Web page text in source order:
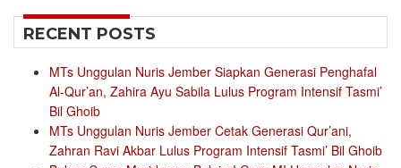
RECENT POSTS
MTs Unggulan Nuris Jember Siapkan Generasi Penghafal
Al-Qur’an, Zahira Ayu Sabila Lulus Program Intensif Tasmi’
Bil Ghoib
MTs Unggulan Nuris Jember Cetak Generasi Qur’ani,
Zahran Ravi Akbar Lulus Program Intensif Tasmi’ Bil Ghoib